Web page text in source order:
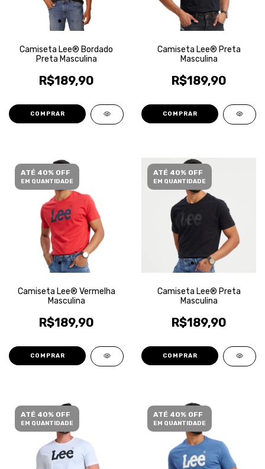
Camiseta Lee® Bordado
Preta Masculina
R$189,90
COMPRAR
Camiseta Lee® Preta
Masculina
R$189,90
COMPRAR
ATÉ 40% OFF
EM QUANTIDADE
Camiseta Lee® Vermelha
Masculina
R$189,90
COMPRAR
ATÉ 40% OFF
EM QUANTIDADE
Camiseta Lee® Preta
Masculina
R$189,90
COMPRAR
ATÉ 40% OFF
EM QUANTIDADE
ATÉ 40% OFF
EM QUANTIDADE